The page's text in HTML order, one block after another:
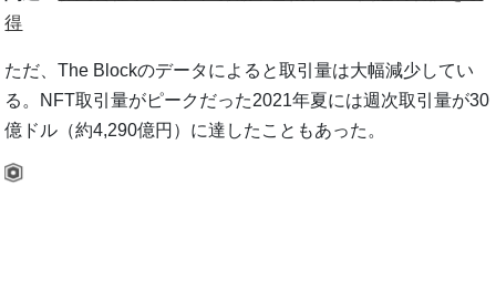
得
ただ、The Blockのデータによると取引量は大幅減少してい
る。NFT取引量がピークだった2021年夏には週次取引量が30
億ドル（約4,290億円）に達したこともあった。